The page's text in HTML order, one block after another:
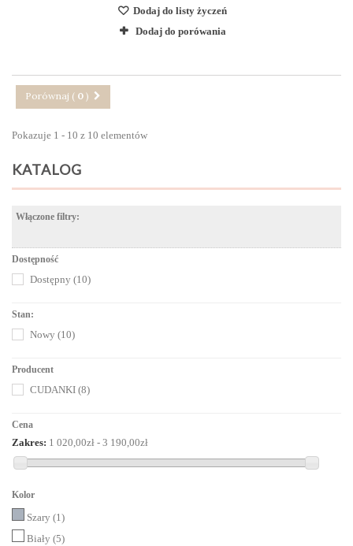
Dodaj do listy życzeń
Dodaj do porówania
Porównaj ( 0 )
Pokazuje 1 - 10 z 10 elementów
KATALOG
Włączone filtry:
Dostępność
Dostępny (10)
Stan:
Nowy (10)
Producent
CUDANKI (8)
Cena
Zakres: 1 020,00zł - 3 190,00zł
Kolor
Szary (1)
Biały (5)